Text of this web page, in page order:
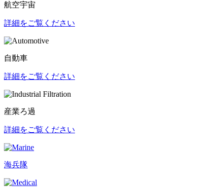
航空宇宙
詳細をご覧ください
自動車
詳細をご覧ください
産業ろ過
詳細をご覧ください
海兵隊